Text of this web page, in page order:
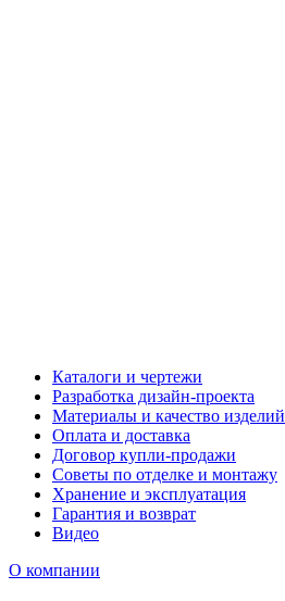
Каталоги и чертежи
Разработка дизайн-проекта
Материалы и качество изделий
Оплата и доставка
Договор купли-продажи
Советы по отделке и монтажу
Хранение и эксплуатация
Гарантия и возврат
Видео
О компании